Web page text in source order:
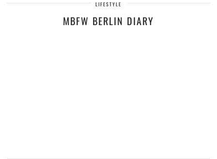
LIFESTYLE
MBFW BERLIN DIARY